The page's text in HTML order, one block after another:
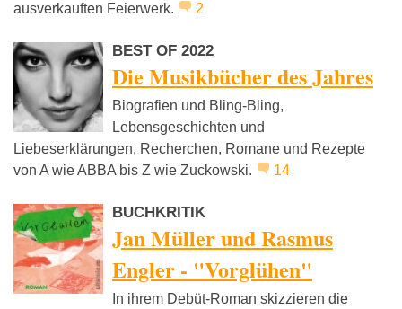
ausverkauften Feierwerk.
2
BEST OF 2022
Die Musikbücher des Jahres
Biografien und Bling-Bling,
Lebensgeschichten und
Liebeserklärungen, Recherchen, Romane und Rezepte
von A wie ABBA bis Z wie Zuckowski.
14
BUCHKRITIK
Jan Müller und Rasmus
Engler - "Vorglühen"
In ihrem Debüt-Roman skizzieren die